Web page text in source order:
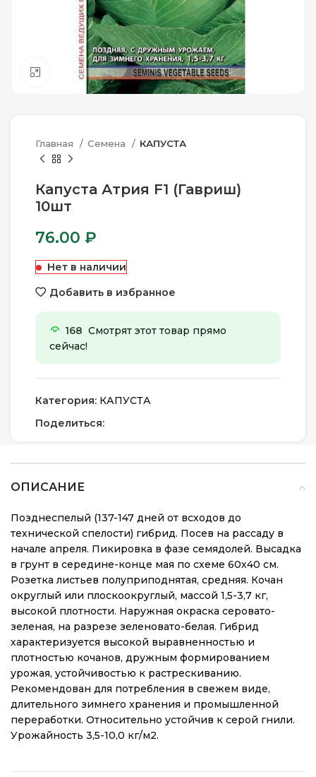
Нажмите, чтобы увеличить
Главная Семена КАПУСТА
Капуста Атрия F1 (Гавриш)
10шт
76.00 ₽
Нет в наличии
Добавить в избранное
168 Смотрят этот товар прямо
сейчас!
Категория: КАПУСТА
Поделиться:
ОПИСАНИЕ
Позднеспелый (137-147 дней от всходов до
технической спелости) гибрид. Посев на рассаду в
начале апреля. Пикировка в фазе семядолей. Высадка
в грунт в середине-конце мая по схеме 60х40 см.
Розетка листьев полуприподнятая, средняя. Кочан
округлый или плоскоокруглый, массой 1,5-3,7 кг,
высокой плотности. Наружная окраска серовато-
зеленая, на разрезе зеленовато-белая. Гибрид
характеризуется высокой выравненностью и
плотностью кочанов, дружным формированием
урожая, устойчивостью к растрескиванию.
Рекомендован для потребления в свежем виде,
длительного зимнего хранения и промышленной
переработки. Относительно устойчив к серой гнили.
Урожайность 3,5-10,0 кг/м2.